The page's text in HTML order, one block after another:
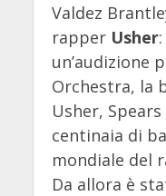
Valdez
rapper Usher
un’audizione
Orchestra, la
Usher,
centinaia di
mondiale del
Da allora è